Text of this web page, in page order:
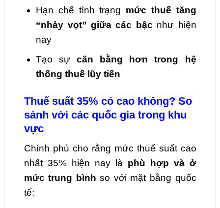
Hạn chế tình trạng mức thuế tăng
“nhảy vọt” giữa các bậc như hiện
nay
Tạo sựcân bằng hơn trong hệ
thống thuế lũy tiến
Thuế suất 35% có cao không? So
sánh với các quốc gia trong khu
vực
Chính phủ cho rằng mức thuế suất cao
nhất 35% hiện nay là phù hợp và ở
mức trung bình so với mặt bằng quốc
tế: